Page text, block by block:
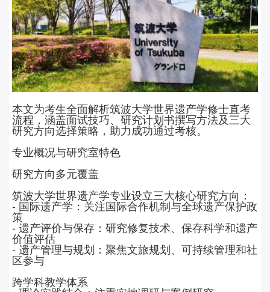
本文为考生全面解析筑波大学世界遗产学修士直考
流程，涵盖面试技巧、研究计划书撰写方法及三大
研究方向选择策略，助力成功通过考核。
专业概况与研究室特色
研究方向多元覆盖
筑波大学世界遗产学专业设立三大核心研究方向：
-国际遗产学：关注国际合作机制与全球遗产保护政
策
-遗产评价与保存：研究修复技术、保存科学和遗产
价值评估
-遗产管理与规划：聚焦文旅规划、可持续管理和社
区参与
跨学科教学体系